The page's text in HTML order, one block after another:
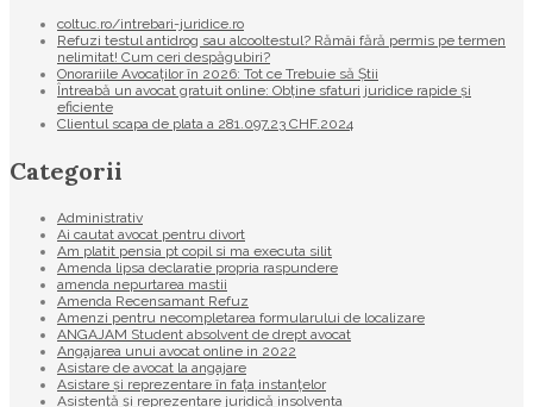
coltuc.ro/intrebari-juridice.ro
Refuzi testul antidrog sau alcooltestul? Rămâi fără permis pe termen
nelimitat! Cum ceri despăgubiri?
Onorariile Avocaților în 2026: Tot ce Trebuie să Știi
Întreabă un avocat gratuit online: Obține sfaturi juridice rapide și
eficiente
Clientul scapa de plata a 281.097,23 CHF.2024
Categorii
Administrativ
Ai cautat avocat pentru divort
Am platit pensia pt copil si ma executa silit
Amenda lipsa declaratie propria raspundere
amenda nepurtarea mastii
Amenda Recensamant Refuz
Amenzi pentru necompletarea formularului de localizare
ANGAJAM Student absolvent de drept avocat
Angajarea unui avocat online in 2022
Asistare de avocat la angajare
Asistare și reprezentare în fața instanțelor
Asistență și reprezentare juridică insolventa